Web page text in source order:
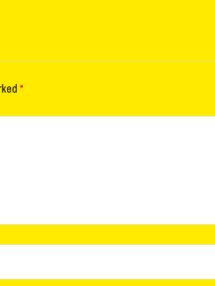
*